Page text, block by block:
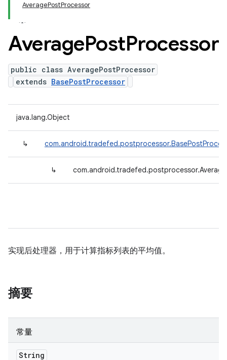
AveragePostProcessor
AveragePostProcessor
public class AveragePostProcessor
extends BasePostProcessor
java.lang.Object
↳
↳
实现后处理器，用于计算指标列表的平均值。
摘要
常量
String